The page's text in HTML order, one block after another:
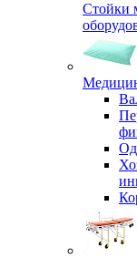
Стойки